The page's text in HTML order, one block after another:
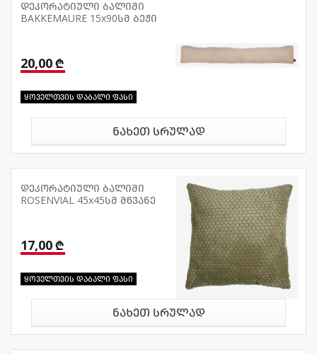
დეკორატიული ბალიში
BAKKEMAURE 15x90სმ ბეჟი
20,00 ₾
ყოველთვის დაბალი ფასი
ნახეთ სრულად
დეკორატიული ბალიში
ROSENVIAL 45x45სმ მწვანე
17,00 ₾
ყოველთვის დაბალი ფასი
ნახეთ სრულად